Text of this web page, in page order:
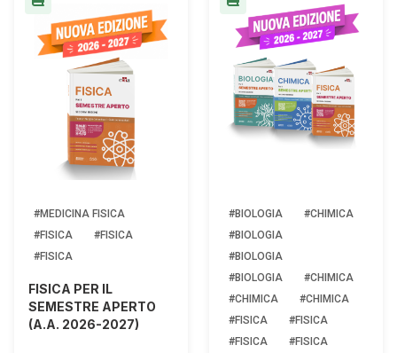
#MEDICINA FISICA
#FISICA
#FISICA
#FISICA
FISICA PER IL
SEMESTRE APERTO
(A.A. 2026-2027)
#BIOLOGIA
#CHIMICA
#BIOLOGIA
#BIOLOGIA
#BIOLOGIA
#CHIMICA
#CHIMICA
#CHIMICA
#FISICA
#FISICA
#FISICA
#FISICA